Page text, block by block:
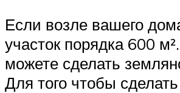
Если возле вашего
участок порядка 600
можете сделать
Для того чтобы